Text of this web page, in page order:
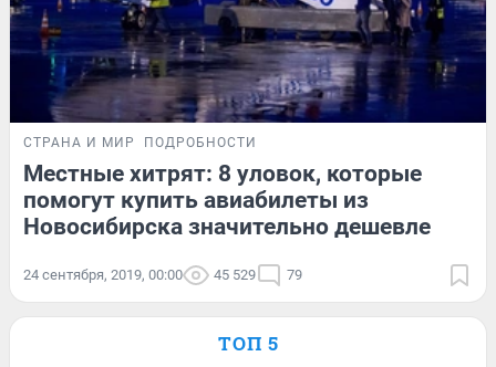
СТРАНА И МИР ПОДРОБНОСТИ
Местные хитрят: 8 уловок, которые
помогут купить авиабилеты из
Новосибирска значительно дешевле
24 сентября, 2019, 00:00 45 529 79
ТОП 5